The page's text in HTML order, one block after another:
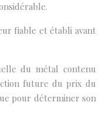
fiable et établi avant
du métal contenu
future du prix du
pour déterminer son